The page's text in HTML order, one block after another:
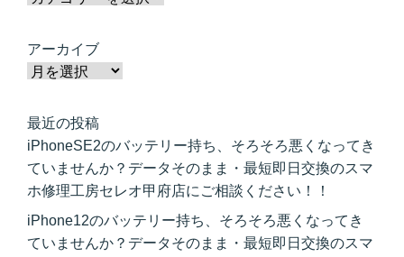
アーカイブ
最近の投稿
iPhoneSE2のバッテリー持ち、そろそろ悪くなってき
ていませんか？データそのまま・最短即日交換のスマ
ホ修理工房セレオ甲府店にご相談ください！！
iPhone12のバッテリー持ち、そろそろ悪くなってき
ていませんか？データそのまま・最短即日交換のスマ